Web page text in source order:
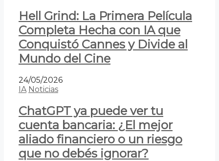
Hell Grind: La Primera Película
Completa Hecha con IA que
Conquistó Cannes y Divide al
Mundo del Cine
24/05/2026
IA Noticias
ChatGPT ya puede ver tu
cuenta bancaria: ¿El mejor
aliado financiero o un riesgo
que no debés ignorar?